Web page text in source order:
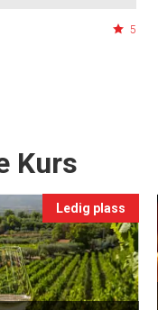
5
Kurs
Ledig plass